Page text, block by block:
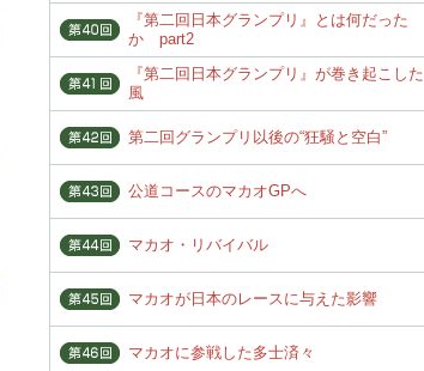
『第二回日本グランプリ』とは何だった
か part2
『第二回日本グランプリ』が巻き起こした
風
第二回グランプリ以後の“狂騒と空白”
公道コースのマカオGPへ
マカオ・リバイバル
マカオが日本のレースに与えた影響
マカオに参戦した多士済々